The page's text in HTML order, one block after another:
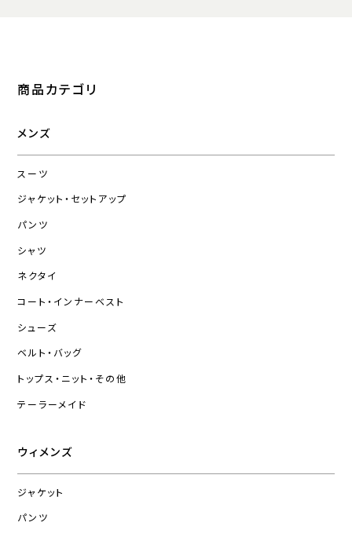
商品カテゴリ
メンズ
スーツ
ジャケット・セットアップ
パンツ
シャツ
ネクタイ
コート・インナーベスト
シューズ
ベルト・バッグ
トップス・ニット・その他
テーラーメイド
ウィメンズ
ジャケット
パンツ